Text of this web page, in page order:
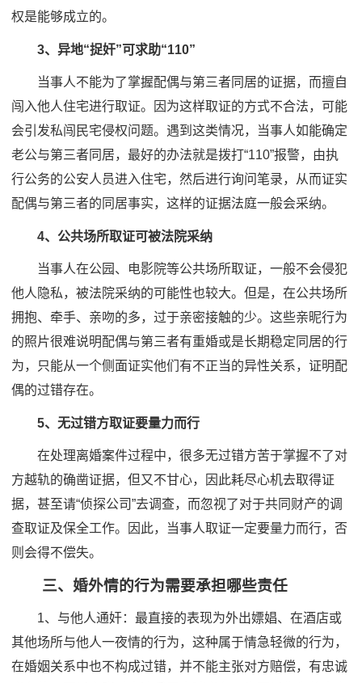
权是能够成立的。
3、异地“捉奸”可求助“110”
当事人不能为了掌握配偶与第三者同居的证据，而擅自
闯入他人住宅进行取证。因为这样取证的方式不合法，可能
会引发私闯民宅侵权问题。遇到这类情况，当事人如能确定
老公与第三者同居，最好的办法就是拨打“110”报警，由执
行公务的公安人员进入住宅，然后进行询问笔录，从而证实
配偶与第三者的同居事实，这样的证据法庭一般会采纳。
4、公共场所取证可被法院采纳
当事人在公园、电影院等公共场所取证，一般不会侵犯
他人隐私，被法院采纳的可能性也较大。但是，在公共场所
拥抱、牵手、亲吻的多，过于亲密接触的少。这些亲昵行为
的照片很难说明配偶与第三者有重婚或是长期稳定同居的行
为，只能从一个侧面证实他们有不正当的异性关系，证明配
偶的过错存在。
5、无过错方取证要量力而行
在处理离婚案件过程中，很多无过错方苦于掌握不了对
方越轨的确凿证据，但又不甘心，因此耗尽心机去取得证
据，甚至请“侦探公司”去调查，而忽视了对于共同财产的调
查取证及保全工作。因此，当事人取证一定要量力而行，否
则会得不偿失。
三、婚外情的行为需要承担哪些责任
1、与他人通奸：最直接的表现为外出嫖娼、在酒店或
其他场所与他人一夜情的行为，这种属于情急轻微的行为，
在婚姻关系中也不构成过错，并不能主张对方赔偿，有忠诚